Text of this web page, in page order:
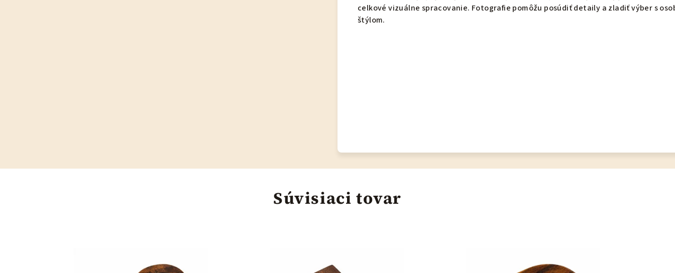
celkové vizuálne spracovanie. Fotografie pomôžu posúdiť detaily a zladiť výber s
štýlom.
Súvisiaci tovar